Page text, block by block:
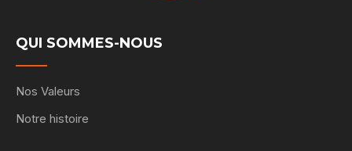
QUI SOMMES-NOUS
Nos Valeurs
Notre histoire